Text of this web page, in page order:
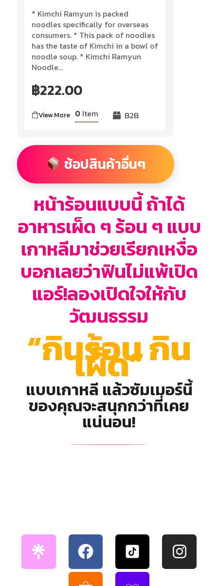
0
of
5
* Kimchi Ramyun is packed
noodles specifically for overseas
consumers. * This pack of noodles
has the taste of Kimchi in a bowl of
noodle soup. * Kimchi Ramyun
Noodle...
฿222.00
View More 0 Item B2B
ช้อปสินค้าอื่นๆ
หน้าร้อนแบบนี้ ถ้าได้
อาหารเผ็ด ๆ ร้อน ๆ แบบ
เกาหลีมาช่วยเรียกเหงื่อ
บอกเลยว่าฟินไม่แพ้เปิด
แอร์!ลองเปิดใจให้กับ
วัฒนธรรม
“กินร้อน กิน
เผ็ด”
แบบเกาหลี แล้วซัมเมอร์นี้
ของคุณจะสนุกกว่าที่เคย
แน่นอน!